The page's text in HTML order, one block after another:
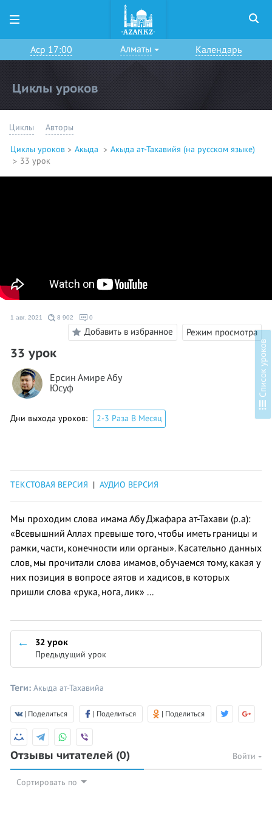
Аср 17:00 Алматы Календарь
Циклы уроков
Циклы Авторы
Циклы уроков Акыда
Акыда ат-Тахавийя (на русском языке)
33 урок
1 авг. 2021 8 902 0
Добавить в избранное Режим просмотра
33 урок
Ерсин Амире Абу
Юсуф
Дни выхода уроков: 2-3 Раза В Месяц
в
ТЕКСТОВАЯ ВЕРСИЯ | АУДИО ВЕРСИЯ
Мы проходим слова имама Абу Джафара ат-Тахави (р.а):
«Всевышний Аллах превыше того, чтобы иметь границы и
рамки, части, конечности или органы». Касательно данных
слов, мы прочитали слова имамов, обучаемся тому, какая у
них позиция в вопросе аятов и хадисов, в которых
пришли слова «рука, нога, лик» ...
32 урок
Предыдущий урок
Теги: Акыда ат-Тахавийа
| Поделиться | Поделиться | Поделиться
Отзывы читателей (0) Войти
Сортировать по